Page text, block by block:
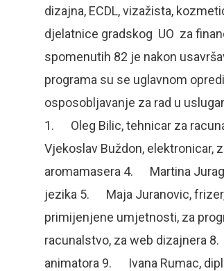
dizajna, ECDL, vizažista,
djelatnice gradskog UO za
spomenutih 82 je nakon
programa su se uglavnom
osposobljavanje za rad u
1. Oleg Bilic, tehnicar za
Vjekoslav Buždon, elektronicar,
aromamasera 4. Martina
jezika 5. Maja Juranovic,
primijenjene umjetnosti, za
racunalstvo, za web dizajnera
animatora 9. Ivana Rumac,